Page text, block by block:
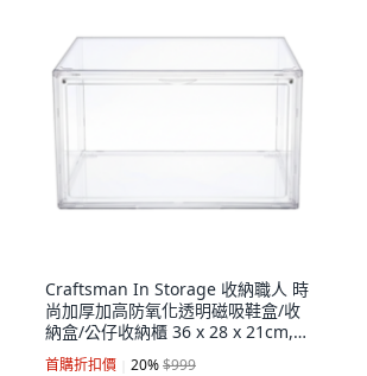
Craftsman In Storage 收納職人 時
尚加厚加高防氧化透明磁吸鞋盒/收
納盒/公仔收納櫃 36 x 28 x 21cm, 1
層, 透明色
首購折扣價 20%$999